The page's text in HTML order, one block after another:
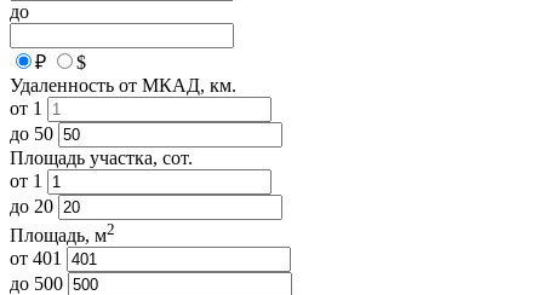
до
₽
$
Удаленность от МКАД, км.
от 1
до 50
Площадь участка, сот.
от 1
до 20
Площадь, м2
от 401
до 500